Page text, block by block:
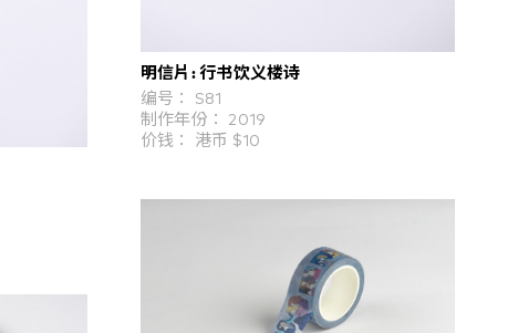
明信片: 行书饮义楼诗
编号： S81
制作年份： 2019
价钱： 港币 $10